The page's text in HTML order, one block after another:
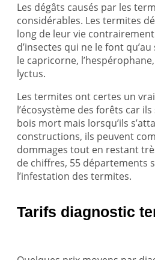
Les dégâts causés par les
considérables. Les termites
long de leur vie contrairement
d’insectes qui ne le font
le capricorne,
lyctus.
Les termites ont certes un
l’écosystème des forêts car
bois mort mais lorsqu’ils
constructions, ils peuvent
dommages tout en restant
de chiffres, 55 départements
l’infestation des termites.
Tarifs diagnostic